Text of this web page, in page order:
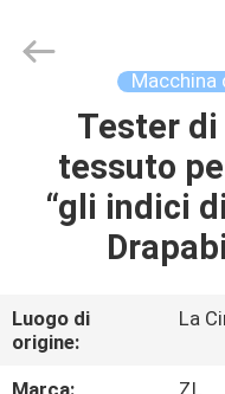
CASA
PRODOTTI
CIRCA
Instrument
Technology
Macchina
Tester
tessuto
“gli indici
Luogo di
origine:
La